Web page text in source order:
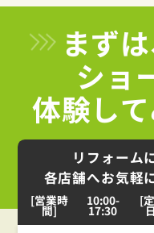
まず
ショ
体験し
リフォーム
各店舗へお気軽
[営業時
間]
10:00-
17:30
[